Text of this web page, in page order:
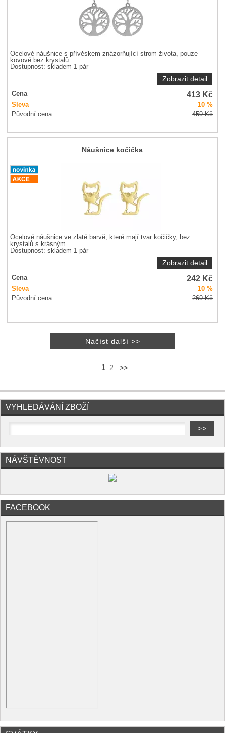
Ocelové náušnice s přívěskem znázorňující strom života, pouze
kovové bez krystalů. ...
Dostupnost:skladem 1 pár
Zobrazit detail
Cena 413 Kč
Sleva
10 %
Původní cena
459Kč
Náušnice kočička
Ocelové náušnice ve zlaté barvě, které mají tvar kočičky, bez
krystalů s krásným ...
Dostupnost:skladem 1 pár
Zobrazit detail
Cena 242 Kč
Sleva
10 %
Původní cena
269Kč
1 2 >>
VYHLEDÁVÁNÍ ZBOŽÍ
NÁVŠTĚVNOST
FACEBOOK